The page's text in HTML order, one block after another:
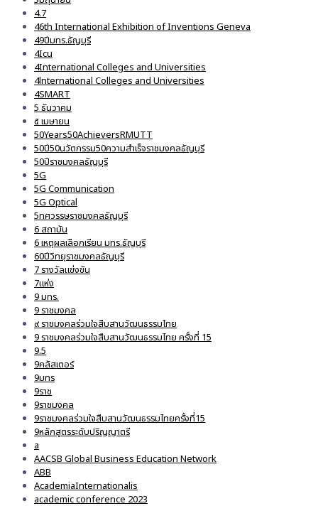
4.7
46th International Exhibition of Inventions Geneva
49ปีมทร.ธัญบุรี
4Icu
4International Colleges and Universities
4lnternational Colleges and Universities
4SMART
5 ธันวาคม
๕ เมษายน
50Years50AchieversRMUTT
50ปี50นวัตกรรม50ความสำเร็จราชมงคลธัญบุรี
50ปีราชมงคลธัญบุรี
5G
5G Communication
5G Optical
5ทศวรรษราชมงคลธัญบุรี
6 สถาบัน
6 เหตุผลเลือกเรียน มทร.ธัญบุรี
60ปีวิทยุราชมงคลธัญบุรี
7 รางวัลแข่งขัน
7แห่ง
9 มทร.
9 ราชมงคล
๙ ราชมงคลร่วมใจสืบสานวัฒนธรรมไทย
9 ราชมงคลร่วมใจสืบสานวัฒนธรรมไทย ครั้งที่ 15
9.5
9คลัสเตอร์
9มทร
9ราช
9ราชมงคล
9ราชมงคลร่วมใจสืบสานวัฒนธรรมไทยครั้งที่15
9หลักสูตรระดับปริญญาตรี
a
AACSB Global Business Education Network
ABB
AcademiaInternationalis
academic conference 2023